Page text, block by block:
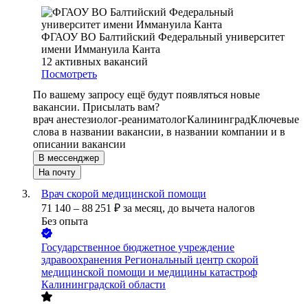
ФГАОУ ВО Балтийский Федеральный университет
имени Иммануила Канта
12 активных вакансий
Посмотреть
По вашему запросу ещё будут появляться новые
вакансии. Присылать вам?
врач анестезиолог-реаниматологКалининградКлючевые
слова в названии вакансии, в названии компании и в
описании вакансии
В мессенджер
На почту
Врач скорой медицинской помощи
71 140 – 88 251 ₽ за месяц, до вычета налогов
Без опыта
Государственное бюджетное учреждение
здравоохранения Региональный центр скорой
медицинской помощи и медицины катастроф
Калининградской области